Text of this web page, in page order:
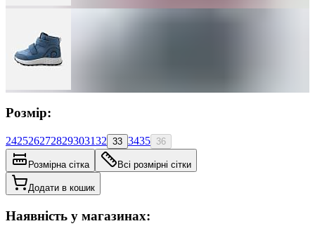
Розмір:
242526272829303132 33 3435 36
Розмірна сітка Всі розмірні сітки
Додати в кошик
Наявність у магазинах: